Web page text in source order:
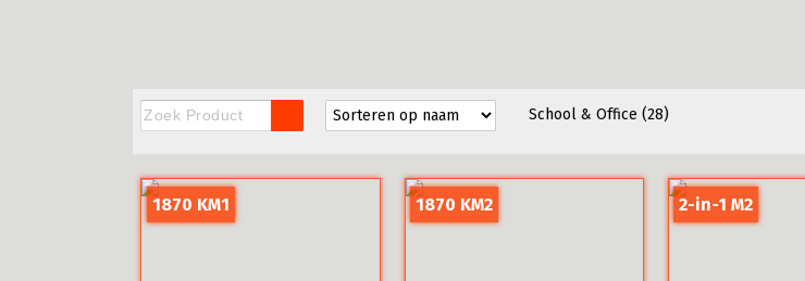
School & Office (28)
1870 KM1 1870 KM2 2-in-1 M2